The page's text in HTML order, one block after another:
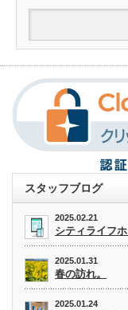
スタッフブログ
2025.02.21
シティライフ
2025.01.31
春の訪れ。
2025.01.24